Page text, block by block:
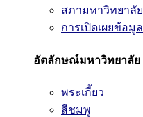
สภามหาวิทยาลัย
การเปิดเผยข้อมู
อัตลักษณ์มหาวิทยาลัย
พระเกี้ยว
สีชมพู